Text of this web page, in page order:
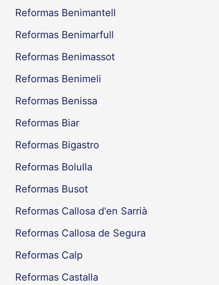
Reformas Benimantell
Reformas Benimarfull
Reformas Benimassot
Reformas Benimeli
Reformas Benissa
Reformas Biar
Reformas Bigastro
Reformas Bolulla
Reformas Busot
Reformas Callosa d'en Sarrià
Reformas Callosa de Segura
Reformas Calp
Reformas Castalla